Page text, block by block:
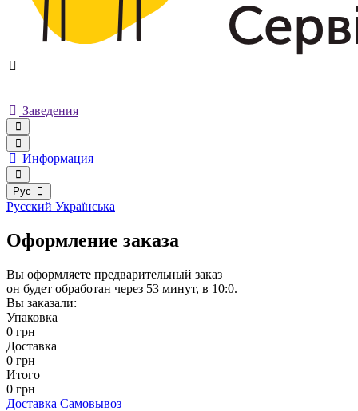
Заведения
Информация
Рус
Русский Українська
Оформление заказа
Вы оформляете предварительный заказ
он будет обработан через 53 минут, в 10:0.
Вы заказали:
Упаковка
0 грн
Доставка
0 грн
Итого
0 грн
Доставка Самовывоз